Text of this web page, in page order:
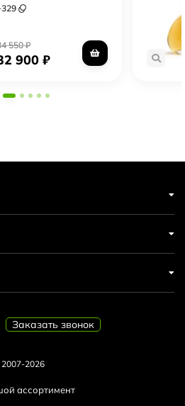
329
550₽
900₽
2026
ассортимент
Заказать звонок